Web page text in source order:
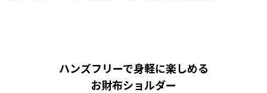
ハンズフリーで身軽に楽しめる
お財布ショルダー